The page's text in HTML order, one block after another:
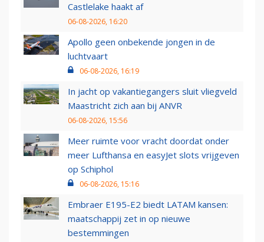
Castlelake haakt af
06-08-2026, 16:20
Apollo geen onbekende jongen in de
luchtvaart
06-08-2026, 16:19
In jacht op vakantiegangers sluit vliegveld
Maastricht zich aan bij ANVR
06-08-2026, 15:56
Meer ruimte voor vracht doordat onder
meer Lufthansa en easyJet slots vrijgeven
op Schiphol
06-08-2026, 15:16
Embraer E195-E2 biedt LATAM kansen:
maatschappij zet in op nieuwe
bestemmingen